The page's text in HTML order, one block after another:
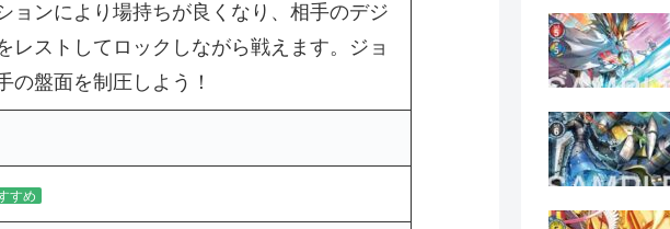
ョンにより場持ちが良くなり、相手のデジ
レストしてロックしながら戦えます。ジョ
の盤面を制圧しよう！
すめ